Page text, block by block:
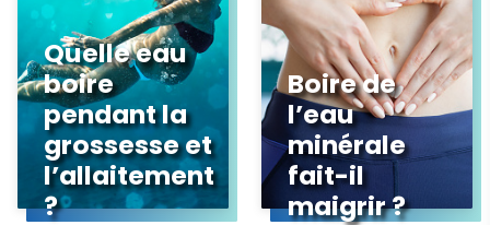
Quelle eau
boire
pendant la
grossesse et
l’allaitement
?
Boire de
l’eau
minérale
fait-il
maigrir ?